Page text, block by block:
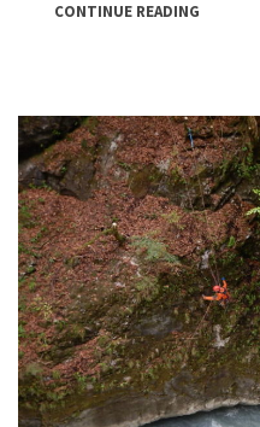
CONTINUE READING